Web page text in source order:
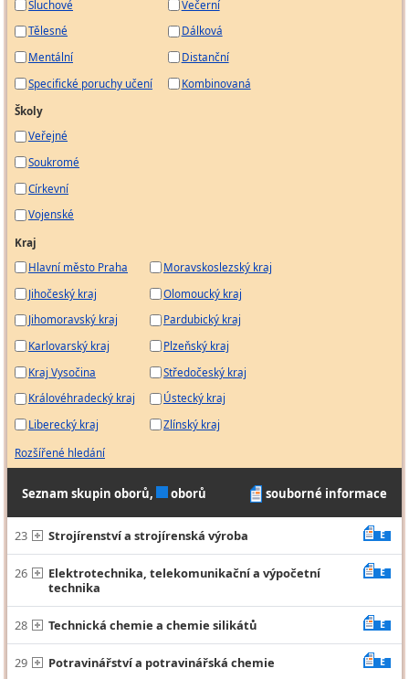
Sluchové
Tělesné
Mentální
Specifické poruchy učení
Večerní
Dálková
Distanční
Kombinovaná
Školy
Veřejné
Soukromé
Církevní
Vojenské
Kraj
Hlavní město Praha
Jihočeský kraj
Jihomoravský kraj
Karlovarský kraj
Kraj Vysočina
Královéhradecký kraj
Liberecký kraj
Moravskoslezský kraj
Olomoucký kraj
Pardubický kraj
Plzeňský kraj
Středočeský kraj
Ústecký kraj
Zlínský kraj
Rozšířené hledání
Seznam skupin oborů, oborů souborné informace
23 Strojírenství a strojírenská výroba E
26
Elektrotechnika, telekomunikační a výpočetní
technika
E
28 Technická chemie a chemie silikátů E
29 Potravinářství a potravinářská chemie E